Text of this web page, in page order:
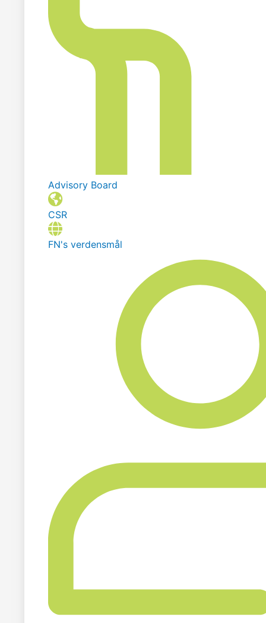
Advisory Board
CSR
FN's verdensmål